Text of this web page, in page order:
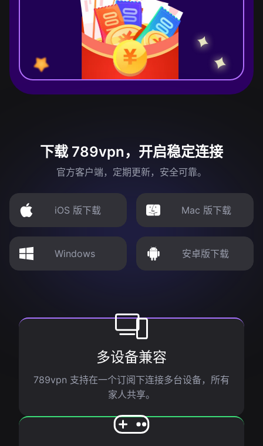
下载 789vpn，开启稳定连接
官方客户端，定期更新，安全可靠。
iOS 版下载 Mac 版下载
Windows 安卓版下载
多设备兼容
789vpn 支持在一个订阅下连接多台设备，所有
家人共享。